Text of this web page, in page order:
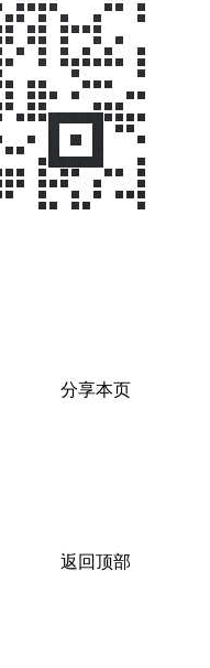
分享本页
返回顶部